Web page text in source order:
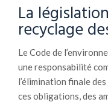
La
recyclage
Le Code de
une responsabilité
l’élimination finale
ces obligations, des